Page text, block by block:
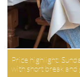
Price highlight:
with short break and